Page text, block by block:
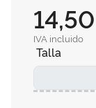
IVA incluido
Talla